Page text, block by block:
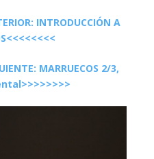
INTRODUCCIÓN A
MARRUECOS 2/3,